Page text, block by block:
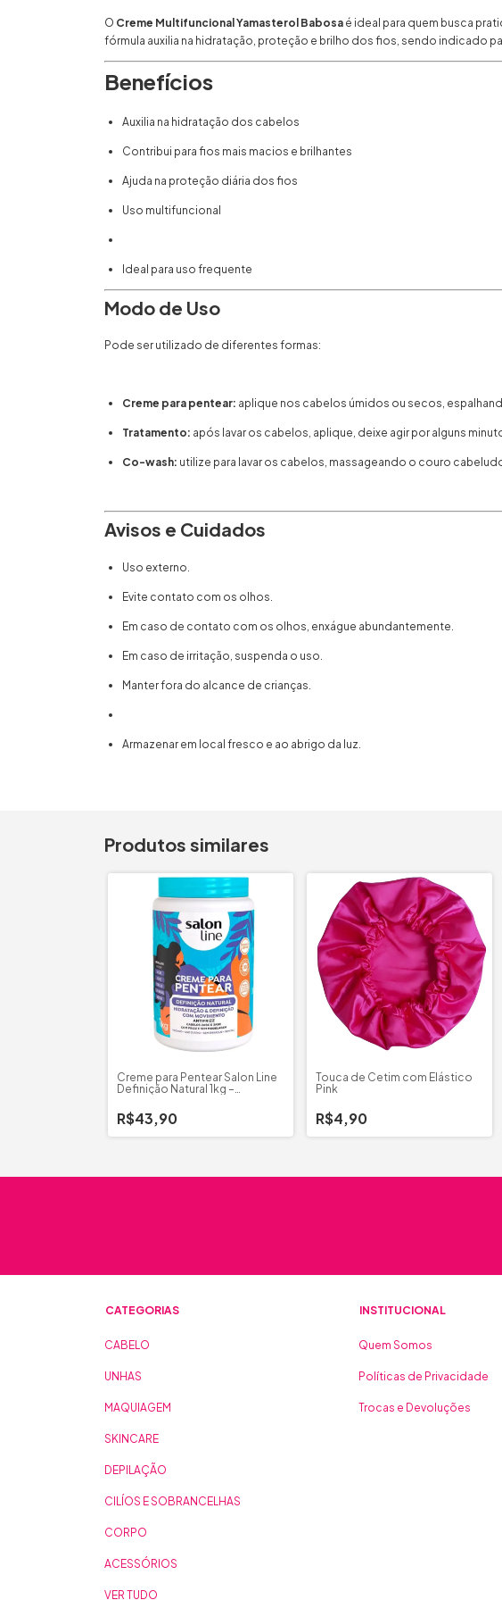
O Creme Multifuncional Yamasterol Babosa é ideal para quem busca
fórmula auxilia na hidratação, proteção e brilho dos fios, sendo indicado
Benefícios
Auxilia na hidratação dos cabelos
Contribui para fios mais macios e brilhantes
Ajuda na proteção diária dos fios
Uso multifuncional
Ideal para uso frequente
Modo de Uso
Pode ser utilizado de diferentes formas:
Creme para pentear: aplique nos cabelos úmidos ou secos,
Tratamento: após lavar os cabelos, aplique, deixe agir por alguns
Co-wash: utilize para lavar os cabelos, massageando o couro
Avisos e Cuidados
Uso externo.
Evite contato com os olhos.
Em caso de contato com os olhos, enxágue abundantemente.
Em caso de irritação, suspenda o uso.
Manter fora do alcance de crianças.
Armazenar em local fresco e ao abrigo da luz.
Produtos similares
Creme para Pentear Salon Line
Definição Natural 1kg –
Controle do Frizz
R$43,90
Touca de Cetim com Elástico
Pink
R$4,90
CATEGORIAS
CABELO
UNHAS
MAQUIAGEM
SKINCARE
DEPILAÇÃO
CILÍOS E SOBRANCELHAS
CORPO
ACESSÓRIOS
VER TUDO
INSTITUCIONAL
Quem Somos
Políticas de Privacidade
Trocas e Devoluções